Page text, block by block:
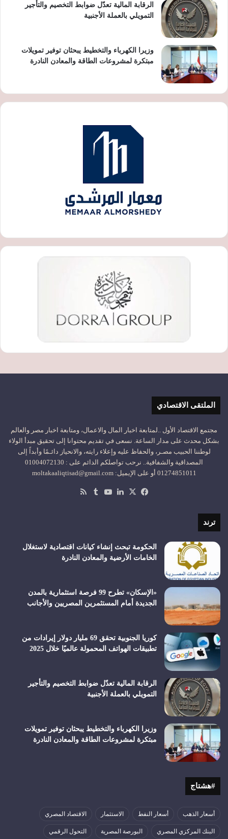
الرقابة المالية تعدّل ضوابط التخصيم والتأجير
التمويلي بالعملة الأجنبية
وزيرا الكهرباء والتخطيط يبحثان توفير تمويلات
مبتكرة لمشروعات الطاقة والمعادن النادرة
الملتقى الاقتصادي
مجتمع الاقتصاد الأول ..لمتابعة اخبار المال والاعمال، ومتابعة اخبار مصر والعالم
بشكل محدث على مدار الساعة. نسعى في تقديم محتوانا إلى تحقيق مبدأ الولاء
لوطننا الحبيب مصـر، والحفاظ عليه وإعلاء رايته، والانحياز دائـمًا وأبداً إلى
المصداقية والشفافية.. نرحب تواصلكم الدائم على : 01004072130
01274851011 أو على الإيميل: moltakaaliqtisad@gmail.com
فيسبوك
‫X لينكدإن‫YouTube
ترند
الحكومة تبحث إنشاء كيانات اقتصادية لاستغلال
الخامات الأرضية والمعادن النادرة
«الإسكان» تطرح 99 فرصة استثمارية بالمدن
الجديدة أمام المستثمرين المصريين والأجانب
كوريا الجنوبية تحقق 69 مليار دولار إيرادات من
تطبيقات الهواتف المحمولة عالميًا خلال 2025
الرقابة المالية تعدّل ضوابط التخصيم والتأجير
التمويلي بالعملة الأجنبية
وزيرا الكهرباء والتخطيط يبحثان توفير تمويلات
مبتكرة لمشروعات الطاقة والمعادن النادرة
#هشتاج
أسعار الذهب أسعار النفط الاستثمار الاقتصاد المصري
البنك المركزي المصري البورصة المصرية التحول الرقمي